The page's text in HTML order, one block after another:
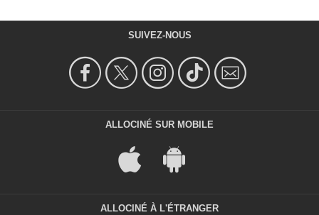
SUIVEZ-NOUS
ALLOCINÉ SUR MOBILE
ALLOCINÉ À L'ÉTRANGER